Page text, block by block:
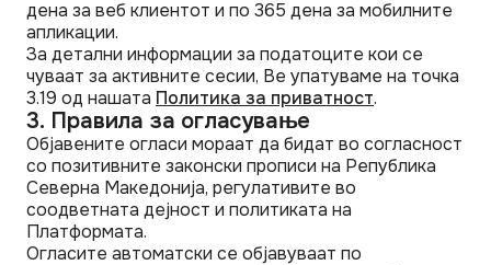
дена за веб клиентот и по 365 дена за мобилните
апликации.
За детални информации за податоците кои се
чуваат за активните сесии, Ве упатуваме на точка
3.19 од нашата Политика за приватност.
3. Правила за огласување
Објавените огласи мораат да бидат во согласност
со позитивните законски прописи на Република
Северна Македонија, регулативите во
соодветната дејност и политиката на
Платформата.
Огласите автоматски се објавуваат по